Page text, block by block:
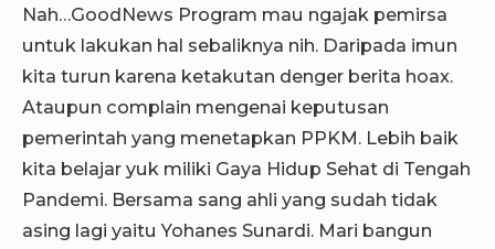
Nah…GoodNews Program mau ngajak pemirsa
untuk lakukan hal sebaliknya nih. Daripada imun
kita turun karena ketakutan denger berita hoax.
Ataupun complain mengenai keputusan
pemerintah yang menetapkan PPKM. Lebih baik
kita belajar yuk miliki Gaya Hidup Sehat di Tengah
Pandemi. Bersama sang ahli yang sudah tidak
asing lagi yaitu Yohanes Sunardi. Mari bangun